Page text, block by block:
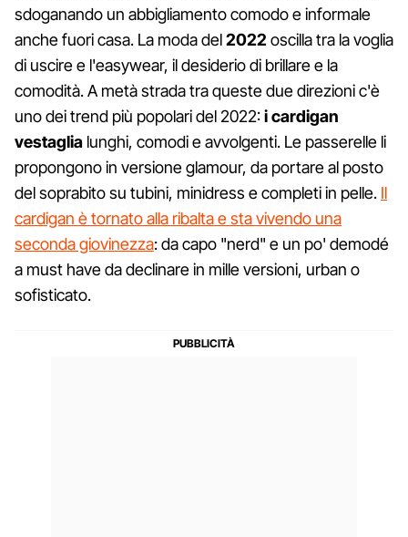
sdoganando un abbigliamento comodo e informale
anche fuori casa. La moda del2022oscilla tra la voglia
di uscire e l'easywear, il desiderio di brillare e la
comodità. A metà strada tra queste due direzioni c'è
uno dei trend più popolari del 2022:i cardigan
vestaglia lunghi, comodi e avvolgenti. Le passerelle li
propongono in versione glamour, da portare al posto
del soprabito su tubini, minidress e completi in pelle. Il
cardigan è tornato alla ribalta e sta vivendo una
seconda giovinezza: da capo "nerd" e un po' demodé
a must have da declinare in mille versioni, urban o
sofisticato.